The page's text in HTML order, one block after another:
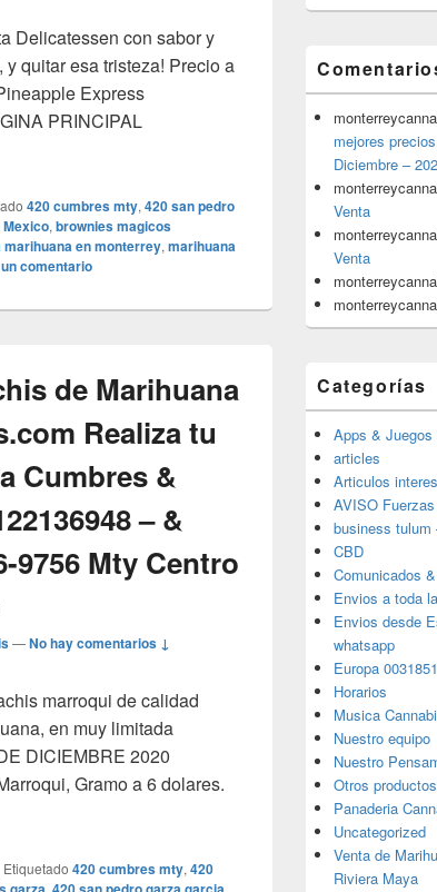
Delicatessen con sabor y
quitar esa tristeza! Precio a
Express
PRINCIPAL
Pineapple Express! precio a consultar de la
420 cumbres mty, 420 san pedro
Mexico, brownies magicos
marihuana en monterrey, marihuana
comentario
de Marihuana
Realiza tu
Cumbres &
– &
9756 Mty Centro
—No hay comentarios ↓
marroqui de calidad
en muy limitada
DICIEMBRE 2020
Gramo a 6 dolares.
Hachis de Marihuana –
Etiquetado 420 cumbres mty, 420
mejores
Diciembre –
Venta
Venta
Categorías
Apps & Juegos
articles
Articulos
AVISO
business tulum
CBD
Comunicados
Envios a toda
Envios desde
whatsapp
Europa
Horarios
Musica
Nuestro equipo
Nuestro
Otros
Panaderia
Uncategorized
Venta de
Riviera Maya